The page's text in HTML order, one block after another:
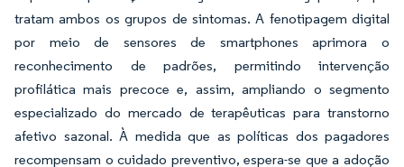
tratam ambos os grupos de sintomas. A fenotipagem digital
por meio de sensores de smartphones aprimora o
reconhecimento de padrões, permitindo intervenção
profilática mais precoce e, assim, ampliando o segmento
especializado do mercado de terapêuticas para transtorno
afetivo sazonal. À medida que as políticas dos pagadores
recompensam o cuidado preventivo, espera-se que a adoção